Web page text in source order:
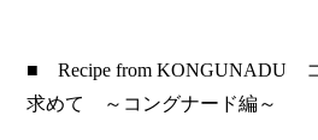
■ Recipe from KONGUNADU
求めて ～コングナード編～